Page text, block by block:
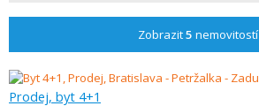
Zobrazit5 nemovitostí
Prodej, byt 4+1